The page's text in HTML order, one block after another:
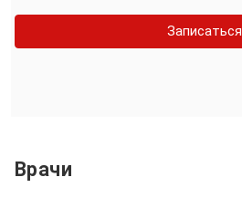
Записаться
Врачи